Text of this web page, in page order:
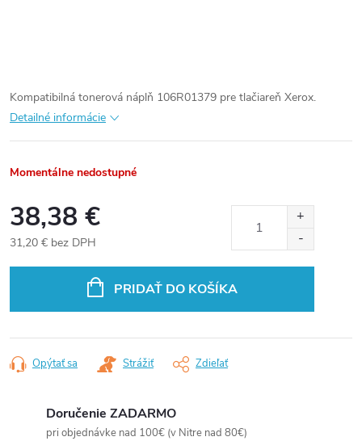
Kompatibilná tonerová náplň 106R01379 pre tlačiareň Xerox.
Detailné informácie
Momentálne nedostupné
38,38 €
31,20 € bez DPH
PRIDAŤ DO KOŠÍKA
Opýtať sa Strážiť Zdieľať
Doručenie ZADARMO
pri objednávke nad 100€ (v Nitre nad 80€)